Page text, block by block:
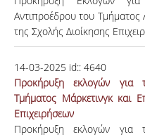
Αντιπροέδρου του Τμήματος
της Σχολής Διοίκησης
14-03-2025 id:: 4640
Προκήρυξη εκλογών για
Τμήματος Μάρκετινγκ και
Επιχειρήσεων
Προκήρυξη εκλογών για